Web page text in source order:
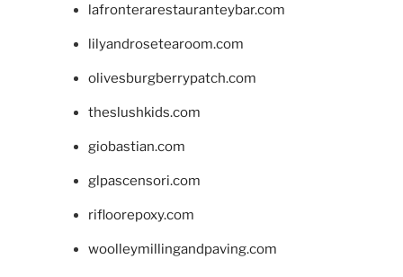
lafronterarestauranteybar.com
lilyandrosetearoom.com
olivesburgberrypatch.com
theslushkids.com
giobastian.com
glpascensori.com
rifloorepoxy.com
woolleymillingandpaving.com